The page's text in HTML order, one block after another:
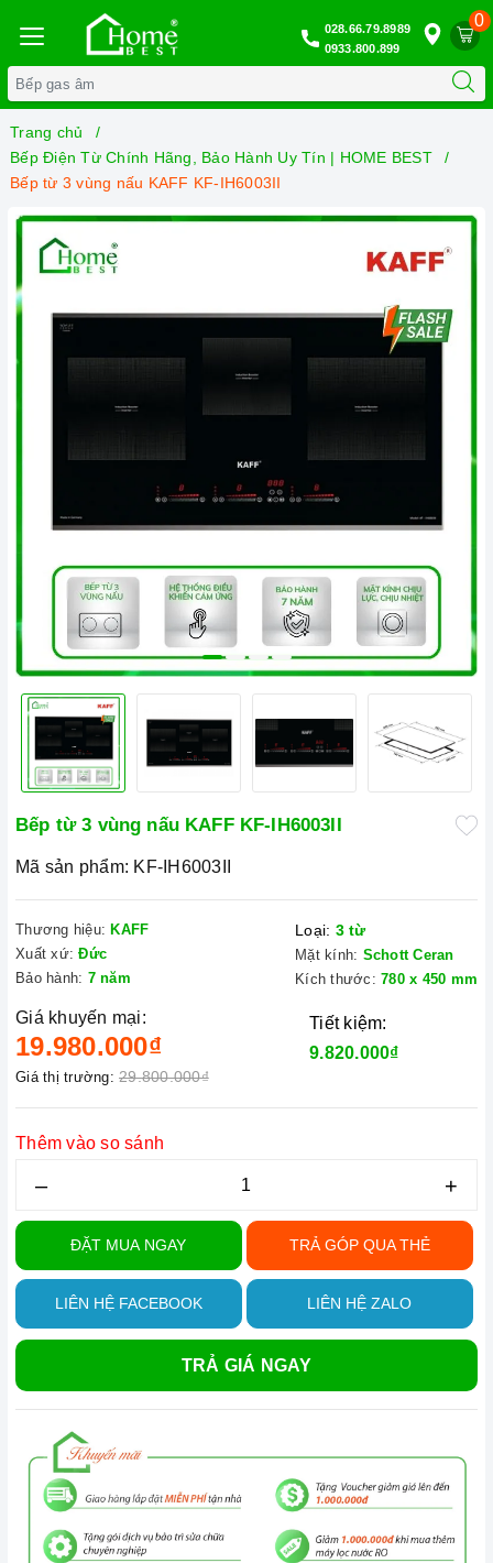
0
028.66.79.8989
0933.800.899
Trang chủ
Bếp Điện Từ Chính Hãng, Bảo Hành Uy Tín | HOME BEST
Bếp từ 3 vùng nấu KAFF KF-IH6003II
Bếp từ 3 vùng nấu KAFF KF-IH6003II
Mã sản phẩm: KF-IH6003II
Thương hiệu: KAFF
Xuất xứ: Đức
Bảo hành: 7 năm
Loại: 3 từ
Mặt kính: Schott Ceran
Kích thước: 780 x 450 mm
Giá khuyến mại:
19.980.000₫
Giá thị trường: 29.800.000₫
Tiết kiệm:
9.820.000₫
Thêm vào so sánh
– +
ĐẶT MUA NGAY TRẢ GÓP QUA THẺ
LIÊN HỆ FACEBOOK LIÊN HỆ ZALO
TRẢ GIÁ NGAY